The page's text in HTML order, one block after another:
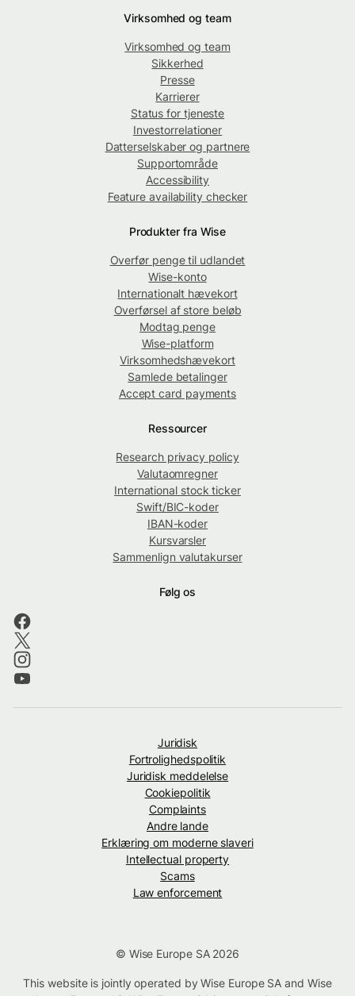
Virksomhed og team
Virksomhed og team
Sikkerhed
Presse
Karrierer
Status for tjeneste
Investorrelationer
Datterselskaber og partnere
Supportområde
Accessibility
Feature availability checker
Produkter fra Wise
Overfør penge til udlandet
Wise-konto
Internationalt hævekort
Overførsel af store beløb
Modtag penge
Wise-platform
Virksomhedshævekort
Samlede betalinger
Accept card payments
Ressourcer
Research privacy policy
Valutaomregner
International stock ticker
Swift/BIC-koder
IBAN-koder
Kursvarsler
Sammenlign valutakurser
Følg os
Juridisk
Fortrolighedspolitik
Juridisk meddelelse
Cookiepolitik
Complaints
Andre lande
Erklæring om moderne slaveri
Intellectual property
Scams
Law enforcement
© Wise Europe SA 2026
This website is jointly operated by Wise Europe SA and Wise